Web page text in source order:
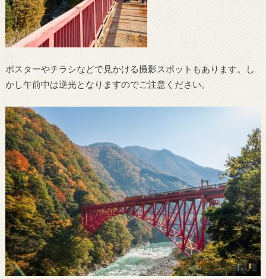
ポスターやチラシなどで見かける撮影スポットもあります。し
かし午前中は逆光となりますのでご注意ください。